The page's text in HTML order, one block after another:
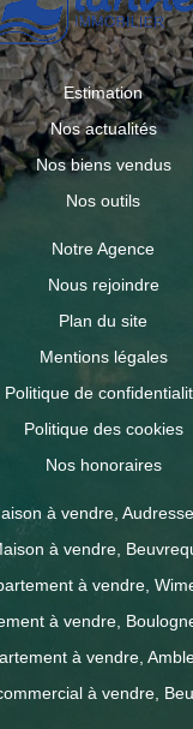
Estimation
Nos actualités
Nos biens vendus
Nos outils
Notre Agence
Nous rejoindre
Plan du site
Mentions légales
Politique de
Politique des cookies
Nos honoraires
à vendre,
à vendre,
à vendre,
à vendre,
à vendre,
à vendre,